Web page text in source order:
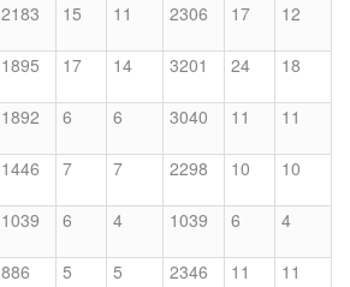
2183 15 11 2306 17 12
1895 17 14 3201 24 18
1892 6 6 3040 11 11
1446 7 7 2298 10 10
1039 6 4 1039 6 4
886 5 5 2346 11 11